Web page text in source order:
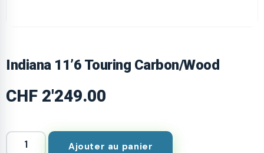
Indiana 11’6 Touring Carbon/Wood
CHF 2'249.00
Ajouter au panier